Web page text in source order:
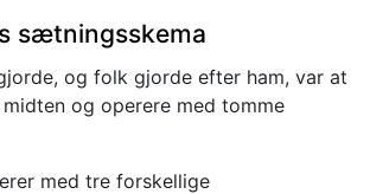
sætningsskema
og folk gjorde efter ham, var at
og operere med tomme
med tre forskellige